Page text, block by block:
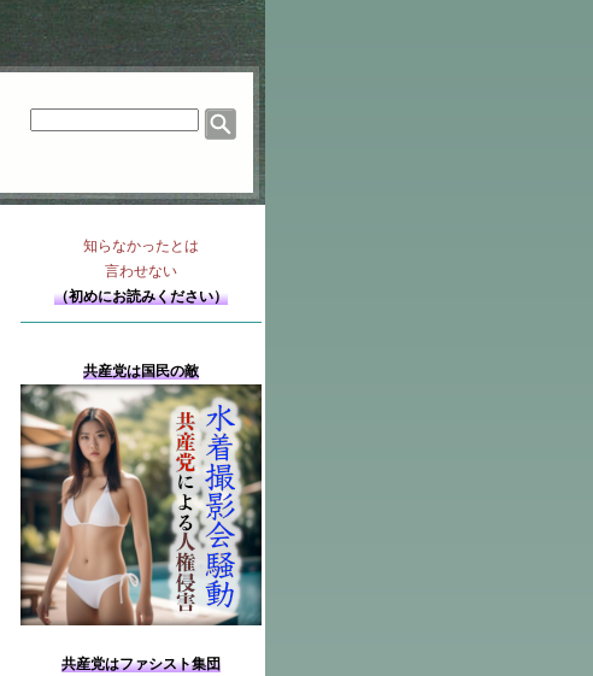
知らなかったとは
言わせない
（初めにお読みください）
共産党は国民の敵
共産党はファシスト集団